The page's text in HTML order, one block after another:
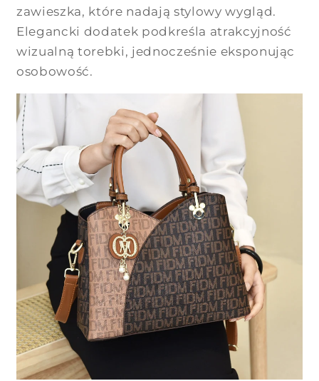
zawieszka, które nadają stylowy wygląd.
Elegancki dodatek podkreśla atrakcyjność
wizualną torebki, jednocześnie eksponując
osobowość.